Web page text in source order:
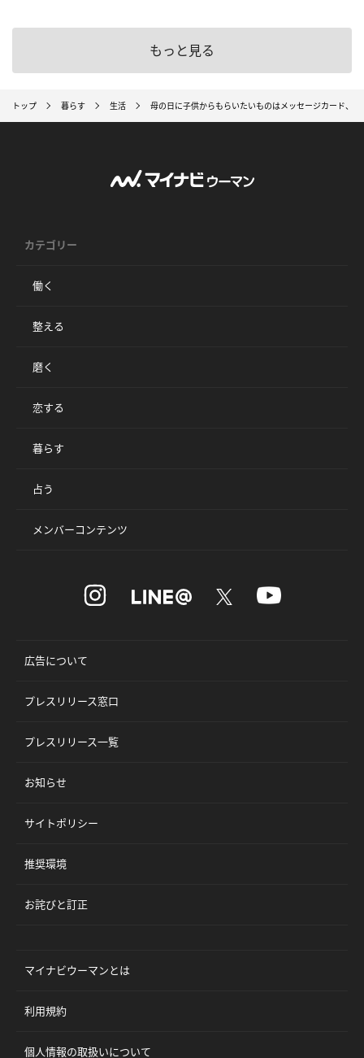
もっと見る
トップ 暮らす 生活 母の日に子供からもらいたいものはメッセージカード、
カテゴリー
働く
整える
磨く
恋する
暮らす
占う
メンバーコンテンツ
広告について
プレスリリース窓口
プレスリリース一覧
お知らせ
サイトポリシー
推奨環境
お詫びと訂正
マイナビウーマンとは
利用規約
個人情報の取扱いについて